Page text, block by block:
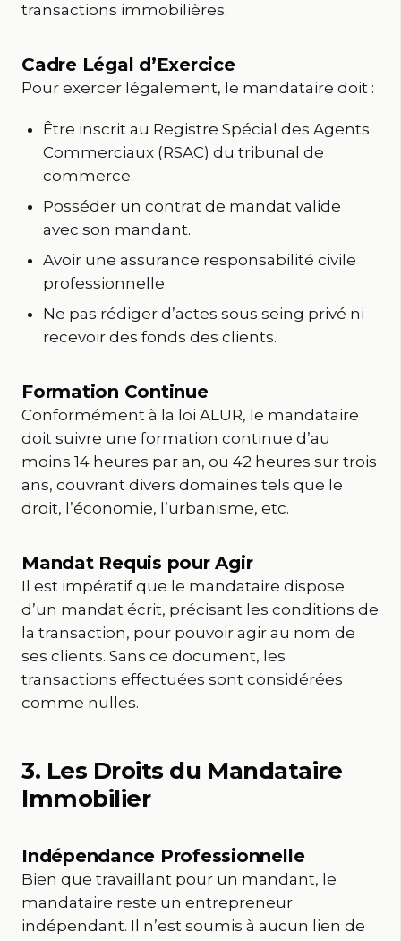
transactions immobilières.
Cadre Légal d’Exercice
Pour exercer légalement, le mandataire doit :
Être inscrit au Registre Spécial des Agents
Commerciaux (RSAC) du tribunal de
commerce.
Posséder un contrat de mandat valide
avec son mandant.
Avoir une assurance responsabilité civile
professionnelle.
Ne pas rédiger d’actes sous seing privé ni
recevoir des fonds des clients.
Formation Continue
Conformément à la loi ALUR, le mandataire
doit suivre une formation continue d’au
moins 14 heures par an, ou 42 heures sur trois
ans, couvrant divers domaines tels que le
droit, l’économie, l’urbanisme, etc.
Mandat Requis pour Agir
Il est impératif que le mandataire dispose
d’un mandat écrit, précisant les conditions de
la transaction, pour pouvoir agir au nom de
ses clients. Sans ce document, les
transactions effectuées sont considérées
comme nulles.
3. Les Droits du Mandataire
Immobilier
Indépendance Professionnelle
Bien que travaillant pour un mandant, le
mandataire reste un entrepreneur
indépendant. Il n’est soumis à aucun lien de